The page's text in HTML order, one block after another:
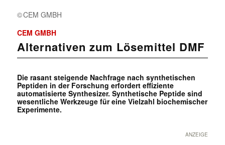
CEM GMBH
CEM GMBH
Alternativen zum Lösemittel DMF
Die rasant steigende Nachfrage nach synthetischen
Peptiden in der Forschung erfordert effiziente
automatisierte Synthesizer. Synthetische Peptide sind
wesentliche Werkzeuge für eine Vielzahl biochemischer
Experimente.
ANZEIGE